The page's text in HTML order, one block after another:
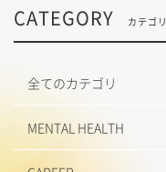
CATEGORY カテゴリ
全てのカテゴリ
MENTAL HEALTH